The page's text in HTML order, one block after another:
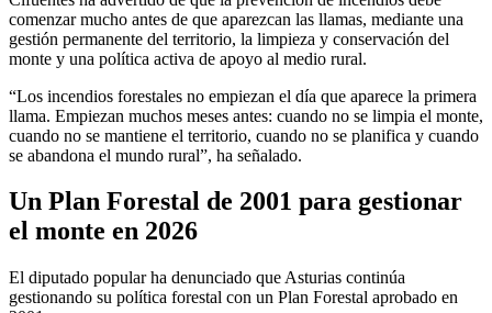
comenzar mucho antes de que aparezcan las llamas, mediante una
gestión permanente del territorio, la limpieza y conservación del
monte y una política activa de apoyo al medio rural.
“Los incendios forestales no empiezan el día que aparece la primera
llama. Empiezan muchos meses antes: cuando no se limpia el monte,
cuando no se mantiene el territorio, cuando no se planifica y cuando
se abandona el mundo rural”, ha señalado.
Un Plan Forestal de 2001 para gestionar
el monte en 2026
El diputado popular ha denunciado que Asturias continúa
gestionando su política forestal con un Plan Forestal aprobado en